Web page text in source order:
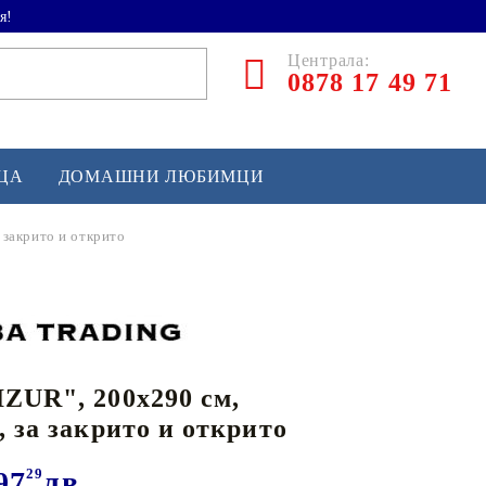
Централа:
0878 17 49 71
и софтбол
и лакрос
спортно оборудване
ДОМАШНИ ЛЮБИМЦИ
и открито
200x290 см,
за закрито и открито
29